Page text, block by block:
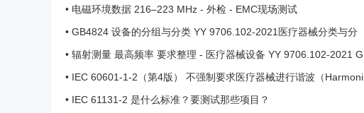
CONFORMITY
• 电磁环境数据 216–223 MHz - 外检 - EMC现场测试
• GB4824 设备的分组与分类 YY 9706.102-2021医疗器械分类与分
组
• 辐射测量 最高频率 要求整理 - 医疗器械设备 YY 9706.102-2021 G
B 4824-2025 ...
• IEC 60601-1-2（第4版） 不强制要求医疗器械进行谐波（Harmoni
cs）和电压闪烁（Flicke ...
• IEC 61131-2 是什么标准？要测试那些项目？